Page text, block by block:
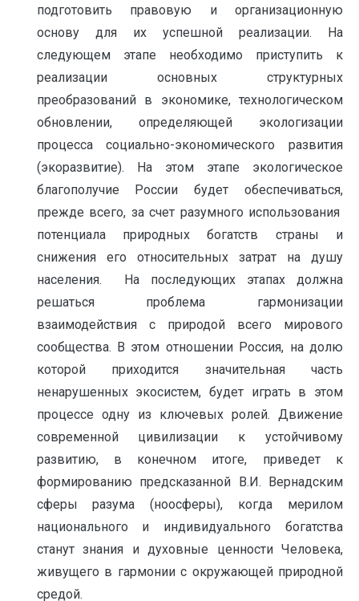
подготовить правовую и организационную
основу для их успешной реализации. На
следующем этапе необходимо приступить к
реализации основных структурных
преобразований в экономике, технологическом
обновлении, определяющей экологизации
процесса социально-экономического развития
(экоразвитие). На этом этапе экологическое
благополучие России будет обеспечиваться,
прежде всего, за счет разумного использования
потенциала природных богатств страны и
снижения его относительных затрат на душу
населения. На последующих этапах должна
решаться проблема гармонизации
взаимодействия с природой всего мирового
сообщества. В этом отношении Россия, на долю
которой приходится значительная часть
ненарушенных экосистем, будет играть в этом
процессе одну из ключевых ролей. Движение
современной цивилизации к устойчивому
развитию, в конечном итоге, приведет к
формированию предсказанной В.И. Вернадским
сферы разума (ноосферы), когда мерилом
национального и индивидуального богатства
станут знания и духовные ценности Человека,
живущего в гармонии с окружающей природной
средой.